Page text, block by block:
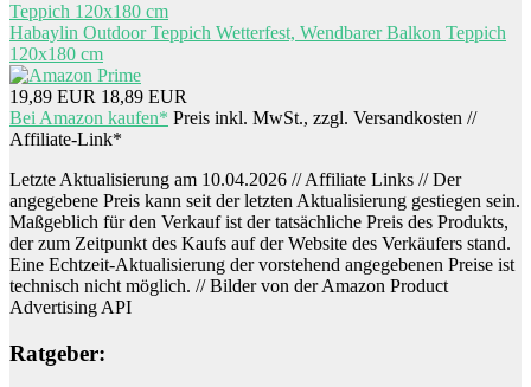
Habaylin Outdoor Teppich Wetterfest, Wendbarer Balkon Teppich
120x180 cm
19,89 EUR 18,89 EUR
Bei Amazon kaufen* Preis inkl. MwSt., zzgl. Versandkosten //
Affiliate-Link*
Letzte Aktualisierung am 10.04.2026 // Affiliate Links // Der
angegebene Preis kann seit der letzten Aktualisierung gestiegen sein.
Maßgeblich für den Verkauf ist der tatsächliche Preis des Produkts,
der zum Zeitpunkt des Kaufs auf der Website des Verkäufers stand.
Eine Echtzeit-Aktualisierung der vorstehend angegebenen Preise ist
technisch nicht möglich. // Bilder von der Amazon Product
Advertising API
Ratgeber: